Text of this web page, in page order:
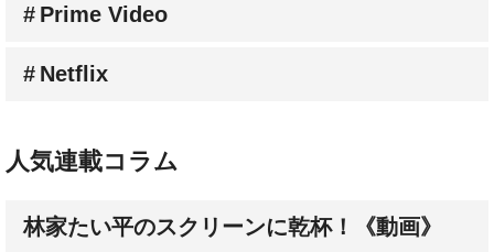
Prime Video
Netflix
人気連載コラム
林家たい平のスクリーンに乾杯！《動画》